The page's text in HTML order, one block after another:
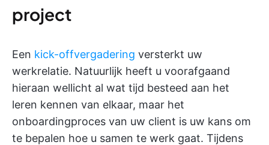
project
Een kick-offvergadering versterkt uw
werkrelatie. Natuurlijk heeft u voorafgaand
hieraan wellicht al wat tijd besteed aan het
leren kennen van elkaar, maar het
onboardingproces van uw client is uw kans om
te bepalen hoe u samen te werk gaat. Tijdens